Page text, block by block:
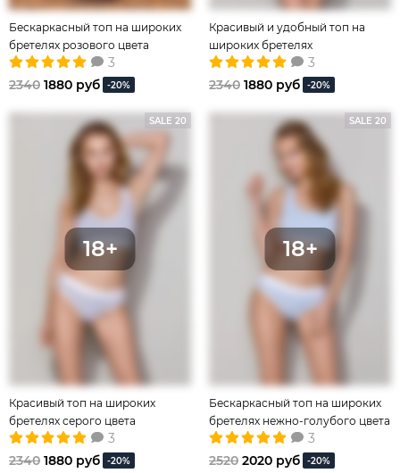
Бескаркасный топ на широких
бретелях розового цвета
3
2340 1880 руб -20%
Красивый и удобный топ на
широких бретелях
3
2340 1880 руб -20%
SALE 20
Красивый топ на широких
бретелях серого цвета
3
2340 1880 руб -20%
SALE 20
Бескаркасный топ на широких
бретелях нежно-голубого цвета
3
2520 2020 руб -20%